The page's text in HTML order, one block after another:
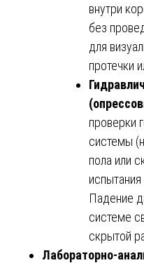
внутри
без
для
протечки
проверки
системы
пола или
Падение
системе
скрытой
Лабораторно-